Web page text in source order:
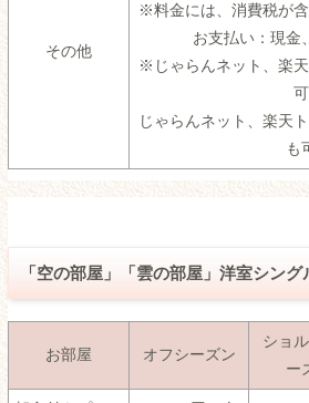
その他
※料金には、消費税が含
お支払い：現金
※じゃらんネット、楽
可
じゃらんネット、楽天
も
「空の部屋」「雲の部屋」洋室シング
お部屋 オフシーズン
ショ
ー